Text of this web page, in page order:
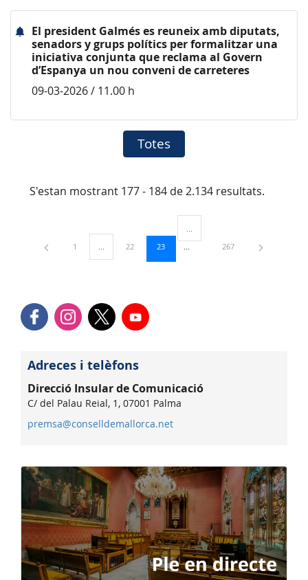
El president Galmés es reuneix amb diputats,
senadors y grups polítics per formalitzar una
iniciativa conjunta que reclama al Govern
d’Espanya un nou conveni de carreteres
09-03-2026 / 11.00 h
Totes
S'estan mostrant 177 - 184 de 2.134 resultats.
Pàgina
1 ...Pàgines intermèdies Utilitzeu TAB per navegar.
Pàgina
22 Pàgina
23
Pàgines intermèdies Utilitzeu
Pàgina
267
Adreces i telèfons
Direcció Insular de Comunicació
C/ del Palau Reial, 1, 07001 Palma
premsa@conselldemallorca.net